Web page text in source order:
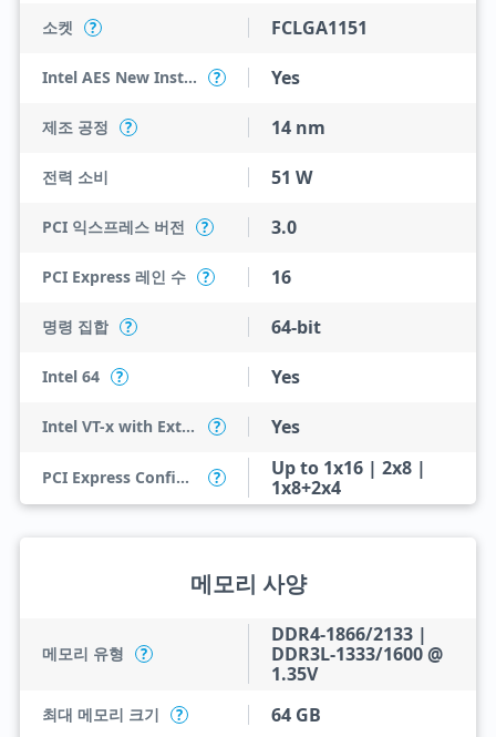
소켓 ? FCLGA1151
Intel AES New Instructions ? Yes
제조 공정 ? 14 nm
전력 소비 51 W
PCI 익스프레스 버전 ? 3.0
PCI Express 레인 수 ? 16
명령 집합 ? 64-bit
Intel 64 ? Yes
Intel VT-x with Extended Page Tables (EPT) ? Yes
PCI Express Configurations ?
Up to 1x16 | 2x8 |
1x8+2x4
메모리 사양
메모리 유형 ?
DDR4-1866/2133 |
DDR3L-1333/1600 @
1.35V
최대 메모리 크기 ? 64 GB